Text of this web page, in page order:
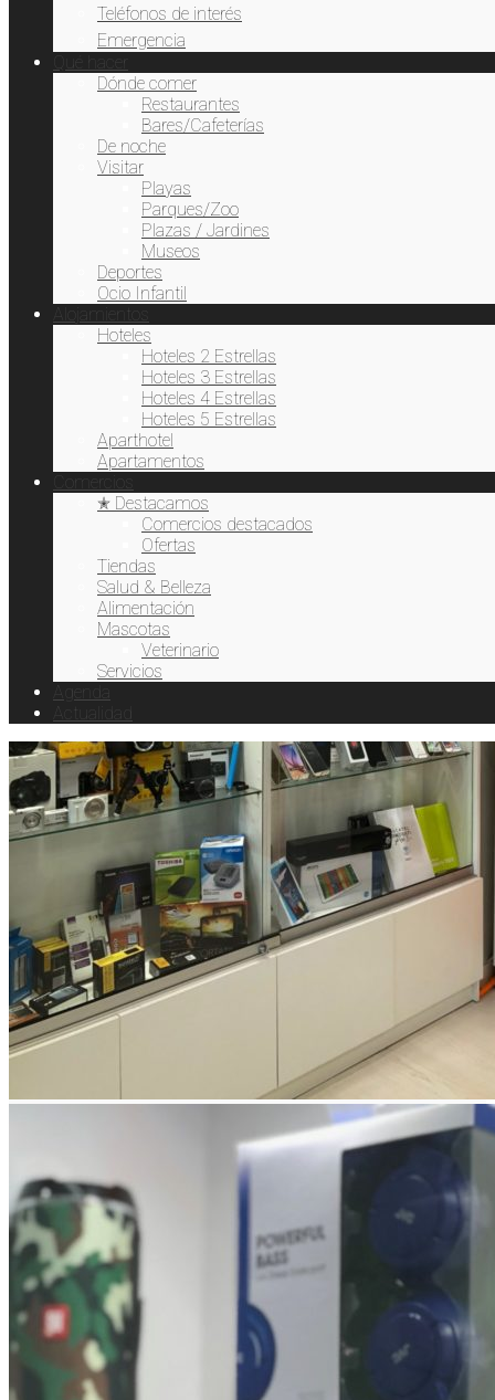
Teléfonos de interés
Emergencia
Qué hacer
Dónde comer
Restaurantes
Bares/Cafeterías
De noche
Visitar
Playas
Parques/Zoo
Plazas / Jardines
Museos
Deportes
Ocio Infantil
Alojamientos
Hoteles
Hoteles 2 Estrellas
Hoteles 3 Estrellas
Hoteles 4 Estrellas
Hoteles 5 Estrellas
Aparthotel
Apartamentos
Comercios
✭ Destacamos
Comercios destacados
Ofertas
Tiendas
Salud & Belleza
Alimentación
Mascotas
Veterinario
Servicios
Agenda
Actualidad